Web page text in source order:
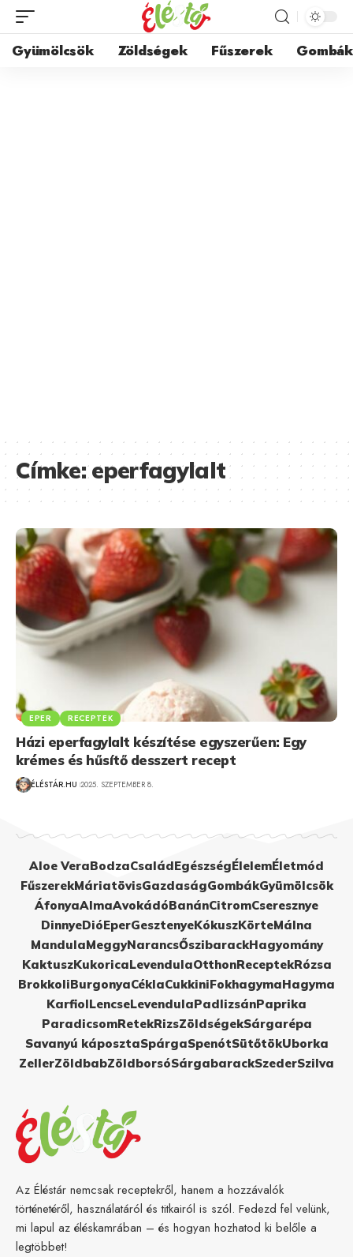
Gyümölcsök Zöldségek Fűszerek Gombák
Címke:eperfagylalt
EPER RECEPTEK
Házi eperfagylalt készítése egyszerűen: Egy
krémes és hűsítő desszert recept
ÉLÉSTÁR.HU 2025. SZEPTEMBER 8.
Aloe VeraBodzaCsaládEgészségÉlelemÉletmód
FűszerekMáriatövisGazdaságGombákGyümölcsök
ÁfonyaAlmaAvokádóBanánCitromCseresznye
DinnyeDióEperGesztenyeKókuszKörteMálna
MandulaMeggyNarancsŐszibarackHagyomány
KaktuszKukoricaLevendulaOtthonReceptekRózsa
BrokkoliBurgonyaCéklaCukkiniFokhagymaHagyma
KarfiolLencseLevendulaPadlizsánPaprika
ParadicsomRetekRizsZöldségekSárgarépa
Savanyú káposztaSpárgaSpenótSütőtökUborka
ZellerZöldbabZöldborsóSárgabarackSzederSzilva
Az Éléstár nemcsak receptekről, hanem a hozzávalók
történetéről, használatáról és titkairól is szól. Fedezd fel velünk,
mi lapul az éléskamrában – és hogyan hozhatod ki belőle a
legtöbbet!